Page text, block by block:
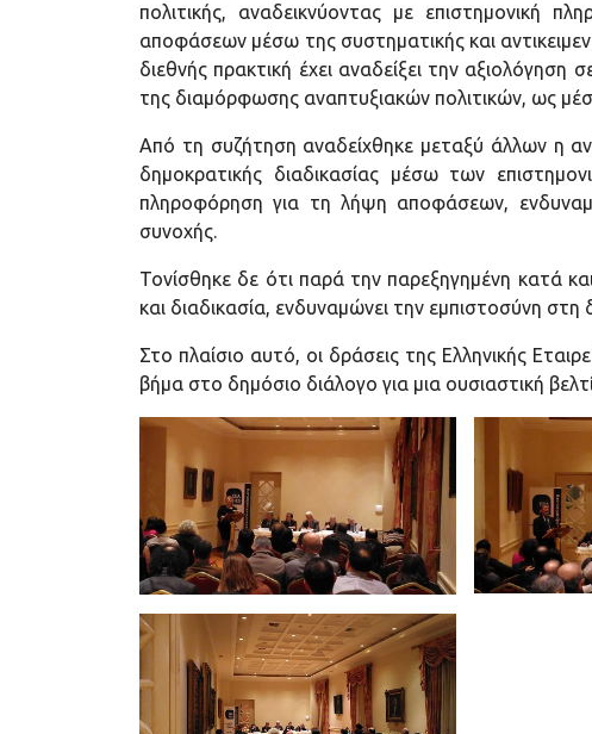
πολιτικής, αναδεικνύοντας με επιστημονική
αποφάσεων μέσω της συστηματικής και
διεθνής πρακτική έχει αναδείξει την
της διαμόρφωσης αναπτυξιακών πολιτικών, ως
Από τη συζήτηση αναδείχθηκε μεταξύ άλλων η
δημοκρατικής διαδικασίας μέσω των
πληροφόρηση για τη λήψη αποφάσεων,
συνοχής.
Τονίσθηκε δε ότι παρά την παρεξηγημένη κατά
και διαδικασία, ενδυναμώνει την εμπιστοσύνη στη
Στο πλαίσιο αυτό, οι δράσεις της Ελληνικής
βήμα στο δημόσιο διάλογο για μια ουσιαστική